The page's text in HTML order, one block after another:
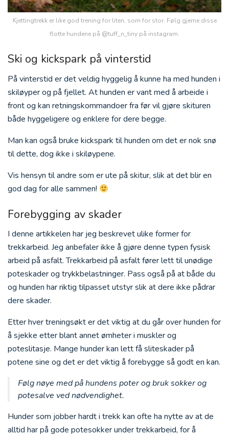
Kjettingtrekk er like god trening for liten, som for stor. Følg gjerne disse
flotte hundene på @tuff_n_tiny på instagram.
Ski og kickspark på vinterstid
På vinterstid er det veldig hyggelig å kunne ha med hunden i
skiløyper og på fjellet. At hunden er vant med å arbeide i
front og kan retningskommandoer fra før vil gjøre skituren
både hyggeligere og enklere for dere begge.
Man kan også bruke kickspark til hunden om det er nok snø
til dette, dog ikke i skiløypene.
Vis hensyn til andre som er ute på skitur, slik at det blir en
god dag for alle sammen!
Forebygging av skader
I denne artikkelen har jeg beskrevet ulike former for
trekkarbeid. Jeg anbefaler ikke å gjøre denne typen fysisk
arbeid på asfalt. Trekkarbeid på asfalt fører lett til unødige
poteskader og trykkbelastninger. Pass også på at både du
og hunden har riktig tilpasset utstyr slik at dere ikke pådrar
dere skader.
Etter hver treningsøkt er det viktig at du går over hunden for
å sjekke etter blant annet ømheter i muskler og
poteslitasje. Mange hunder kan lett få sliteskader på
potene sine og det er det viktig å forebygge så godt en kan.
Følg nøye med på hundens poter og bruk sokker og
potesalve ved nødvendighet.
Hunder som jobber hardt i trekk kan ofte ha nytte av at de
alltid har på gode potesokker under trekkarbeid, for å